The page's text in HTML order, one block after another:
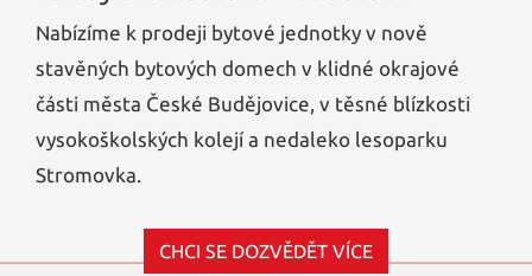
Nabízíme k prodeji bytové jednotky v nově
stavěných bytových domech v klidné okrajové
části města České Budějovice, v těsné blízkosti
vysokoškolských kolejí a nedaleko lesoparku
Stromovka.
CHCI SE DOZVĚDĚT VÍCE